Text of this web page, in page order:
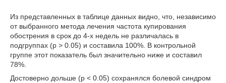
Из представленных в таблице данных видно, что, не­зависимо
от выбранного метода лечения частота купирования
обострения в срок до 4-х недель не различалась в
подгруппах (p > 0.05) и сос­тавила 100%. В контрольной
группе этот показатель был значительно ниже и составил
78%.
Достоверно дольше (p < 0.05) сохранялся болевой синдром